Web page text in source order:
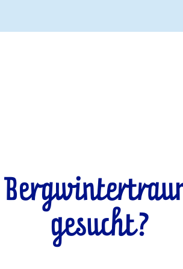
gesucht?